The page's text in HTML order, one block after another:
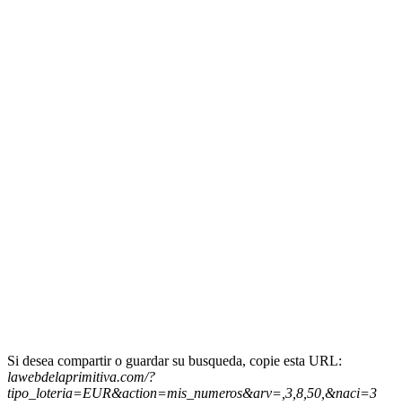
Si desea compartir o guardar su busqueda, copie esta URL:
lawebdelaprimitiva.com/?
tipo_loteria=EUR&action=mis_numeros&arv=,3,8,50,&naci=3